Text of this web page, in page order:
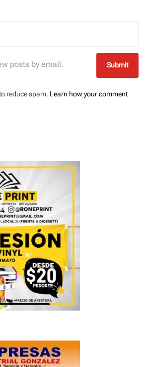
posts by email.
reduce spam. Learn how your comment